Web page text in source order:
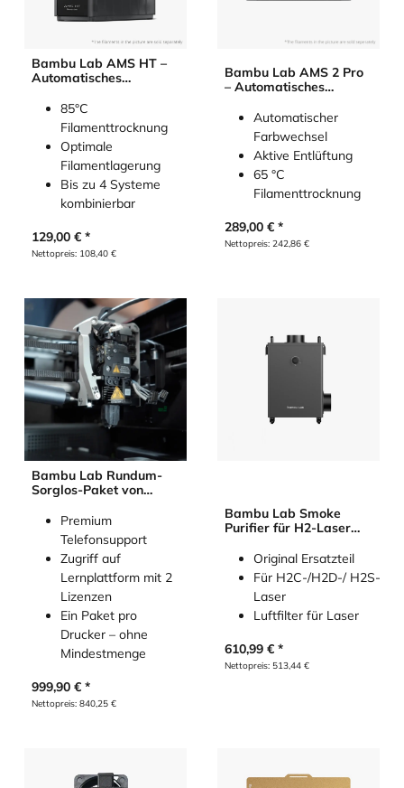
Bambu Lab AMS HT –
Automatisches
85°C
Filamenttrocknung
Optimale
Filamentlagerung
Bis zu 4 Systeme
kombinierbar
129,00 €
Nettopreis: 108,40 €
Bambu Lab AMS 2 Pro
– Automatisches
Automatischer
Farbwechsel
Aktive Entlüftung
65 °C
Filamenttrocknung
289,00€
Nettopreis: 242,86€
Bambu Lab Rundum-
Sorglos-Paket von
Premium
Telefonsupport
Zugriff auf
Lernplattform mit 2
Lizenzen
Ein Paket pro
Drucker – ohne
Mindestmenge
999,90 €
Nettopreis: 840,25 €
Bambu Lab Smoke
Purifier für H2-Laser
Original Ersatzteil
Für H2C-/H2D-/ H2S-
Laser
Luftfilter für Laser
610,99€
Nettopreis: 513,44€